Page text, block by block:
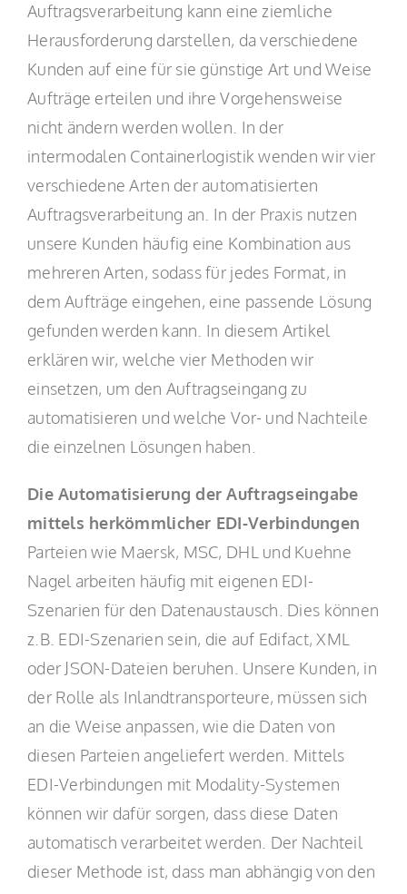
Auftragsverarbeitung kann eine ziemliche
Herausforderung darstellen, da verschiedene
Kunden auf eine für sie günstige Art und Weise
Aufträge erteilen und ihre Vorgehensweise
nicht ändern werden wollen. In der
intermodalen Containerlogistik wenden wir vier
verschiedene Arten der automatisierten
Auftragsverarbeitung an. In der Praxis nutzen
unsere Kunden häufig eine Kombination aus
mehreren Arten, sodass für jedes Format, in
dem Aufträge eingehen, eine passende Lösung
gefunden werden kann. In diesem Artikel
erklären wir, welche vier Methoden wir
einsetzen, um den Auftragseingang zu
automatisieren und welche Vor- und Nachteile
die einzelnen Lösungen haben.
Die Automatisierung der Auftragseingabe
mittels herkömmlicher EDI-Verbindungen
Parteien wie Maersk, MSC, DHL und Kuehne
Nagel arbeiten häufig mit eigenen EDI-
Szenarien für den Datenaustausch. Dies können
z.B. EDI-Szenarien sein, die auf Edifact, XML
oder JSON-Dateien beruhen. Unsere Kunden, in
der Rolle als Inlandtransporteure, müssen sich
an die Weise anpassen, wie die Daten von
diesen Parteien angeliefert werden. Mittels
EDI-Verbindungen mit Modality-Systemen
können wir dafür sorgen, dass diese Daten
automatisch verarbeitet werden. Der Nachteil
dieser Methode ist, dass man abhängig von den